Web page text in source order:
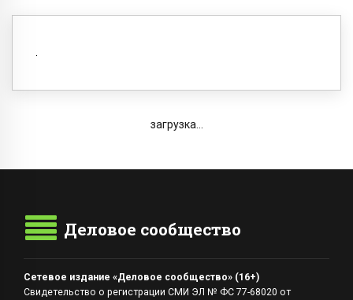
загрузка...
Деловое сообщество
Сетевое издание «Деловое сообщество» (16+)
Свидетельство о регистрации СМИ ЭЛ № ФС 77-68020 от